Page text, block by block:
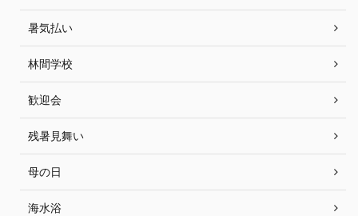
暑気払い
林間学校
歓迎会
残暑見舞い
母の日
海水浴